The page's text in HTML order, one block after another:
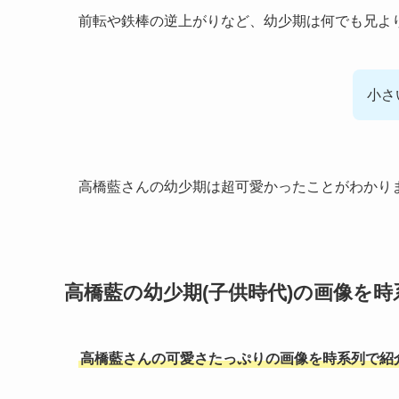
前転や鉄棒の逆上がりなど、幼少期は何でも兄
小さ
高橋藍さんの幼少期は超可愛かったことがわかり
高橋藍の幼少期(子供時代)の画像を
高橋藍さんの可愛さたっぷりの画像を時系列で紹